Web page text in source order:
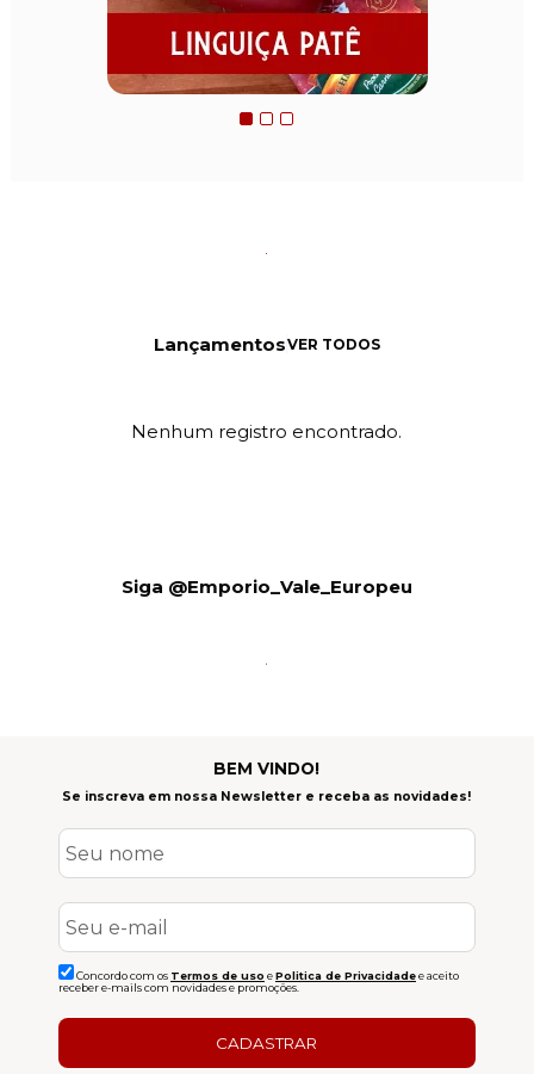
LançamentosVER TODOS
Nenhum registro encontrado.
Siga @Emporio_Vale_Europeu
BEM VINDO!
Se inscreva em nossa Newsletter e receba as novidades!
Concordo com os Termos de uso ePolitica de Privacidadee aceito
receber e-mails com novidades e promoções.
CADASTRAR